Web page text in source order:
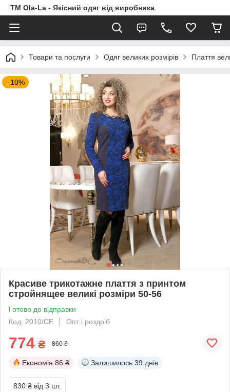
TM Ola-La - Якісний одяг від виробника
Товари та послуги Одяг великих розмірів Плаття
–10%
Красиве трикотажне плаття з принтом
стройнящее великі розміри 50-56
Готово до відправки
Код: 2010/СЕ
Опт і роздріб
774 ₴ 860 ₴
Економія 86 ₴ Залишилось 39 днів
830 ₴ від 3 шт.